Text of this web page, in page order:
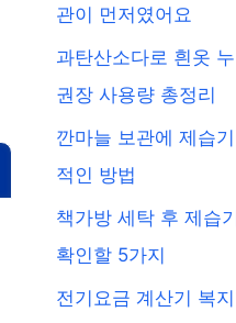
관이 먼저였어요
과탄산소다로 흰옷
권장 사용량 총정리
깐마늘 보관에 제습
적인 방법
책가방 세탁 후 제습
확인할 5가지
전기요금 계산기 복